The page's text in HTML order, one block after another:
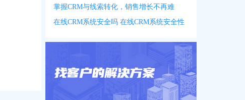
掌握CRM与线索转化，销售增长不再难
在线CRM系统安全吗 在线CRM系统安全性